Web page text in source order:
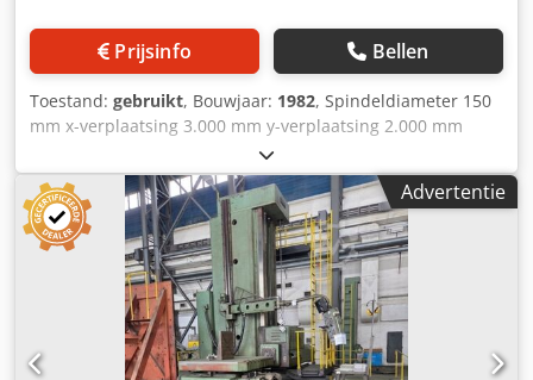
Prijsinfo Bellen
Toestand: gebruikt, Bouwjaar: 1982, Spindeldiameter 150
mm x-verplaatsing 3.000 mm y-verplaatsing 2.000 mm
Spindelslag 700 mm Draagbus: horizontale verplaatsing
700 mm Afmeting draagbus 340 x 340 mm Spindelopname
ISO 50 Spindelsnelheden 2 - 2.500 omw/min Voeding 5.000
mm/min Snelle verplaatsing 10 m/min Tafel opspanvlak
2.500 x 2.000 mm Max. tafelbelasting 25.000 kg B-as 360°
Totale benodigde vermogen 100 kW Machinegewicht ca.
38,5 t Benodigde ruimte ca. 8,40 x 6,80 x 5,90 m Groot
onderhoud in 2004 Codpfsyw Th Aox Alijha
Advertentie